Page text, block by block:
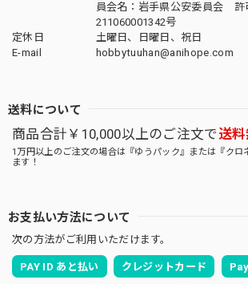
員会名：岩手県公安委員会 許
211060001342号
定休日
土曜日、日曜日、祝日
E-mail
hobbytuuhan@anihope.com
送料について
商品合計￥10,000以上のご注文で送料
1万円以上のご注文の場合は『ゆうパック』または『クロ
ます！
お支払い方法について
次の方法がご利用いただけます。
PAY ID あと払い クレジットカード